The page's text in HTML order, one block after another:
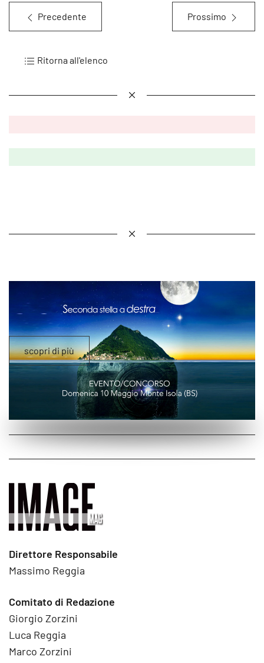
Precedente Prossimo
Ritorna all'elenco
scopri di più
Direttore Responsabile
Massimo Reggia
Comitato di Redazione
Giorgio Zorzini
Luca Reggia
Marco Zorzini